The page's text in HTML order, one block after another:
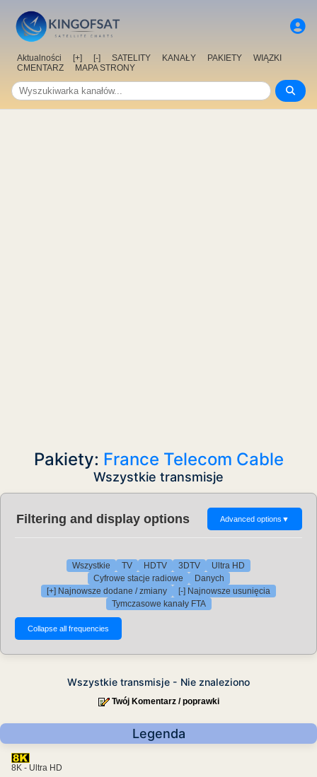
Aktualności [+] [-] SATELITY KANAŁY PAKIETY
WIĄZKI
CMENTARZ
MAPA STRONY
Pakiety: France Telecom Cable
Wszystkie transmisje
Filtering and display options Advanced options ▼
Wszystkie TV HDTV 3DTV
Ultra HD
Cyfrowe stacje radiowe
Danych
[+] Najnowsze dodane / zmiany
[-] Najnowsze usunięcia
Tymczasowe kanały FTA
Wszystkie transmisje - Nie znaleziono
Twój Komentarz / poprawki
Legenda
8K - Ultra HD